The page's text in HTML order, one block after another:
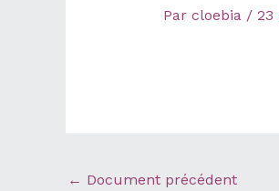
Par cloebia / 23
← Document précédent